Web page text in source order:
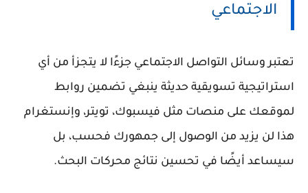
الاجتماعي
تعتبر وسائل التواصل الاجتماعي جزءًا لا يتجزأ من أي
استراتيجية تسويقية حديثة ينبغي تضمين روابط
لموقعك على منصات مثل فيسبوك، تويتر، وإنستغرام
هذا لن يزيد من الوصول إلى جمهورك فحسب، بل
سيساعد أيضًا في تحسين نتائج محركات البحث.